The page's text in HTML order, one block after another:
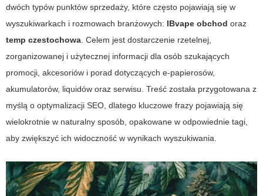
dwóch typów punktów sprzedaży, które często pojawiają się w
wyszukiwarkach i rozmowach branżowych: IBvape obchod oraz
temp czestochowa. Celem jest dostarczenie rzetelnej,
zorganizowanej i użytecznej informacji dla osób szukających
promocji, akcesoriów i porad dotyczących e-papierosów,
akumulatorów, liquidów oraz serwisu. Treść została przygotowana z
myślą o optymalizacji SEO, dlatego kluczowe frazy pojawiają się
wielokrotnie w naturalny sposób, opakowane w odpowiednie tagi,
aby zwiększyć ich widoczność w wynikach wyszukiwania.